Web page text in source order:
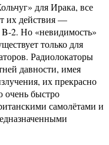
для Ирака, все
их действия —
2. Но «невидимость»
только для
Радиолокаторы
давности, имея
их прекрасно
очень быстро
самолётами и